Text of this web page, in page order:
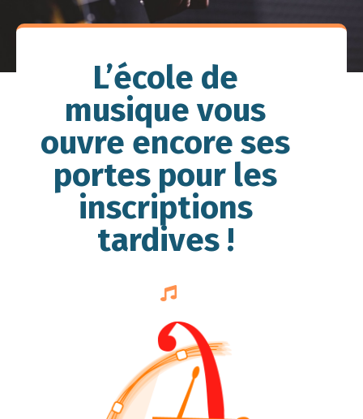
L’école de
musique vous
ouvre encore ses
portes pour les
inscriptions
tardives !